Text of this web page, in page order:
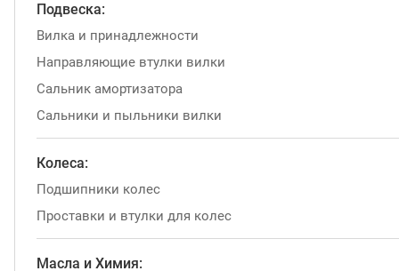
Подвеска:
Вилка и принадлежности
Направляющие втулки вилки
Сальник амортизатора
Сальники и пыльники вилки
Колеса:
Подшипники колес
Проставки и втулки для колес
Масла и Химия: